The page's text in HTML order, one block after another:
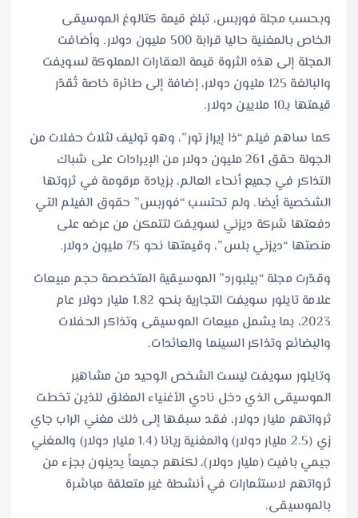
وبحسب مجلة فوربس، تبلغ قيمة كتالوغ الموسيقى
الخاص بالمغنية حاليا قرابة 500 مليون دولار. وأضافت
المجلة إلى هذه الثروة قيمة العقارات المملوكة لسويفت
والبالغة 125 مليون دولار، إضافة إلى طائرة خاصة تُقدّر
قيمتها بـ10 ملايين دولار.
كما ساهم فيلم “ذا إيراز تور”، وهو توليف لثلاث حفلات من
الجولة حقق 261 مليون دولار من الإيرادات على شباك
التذاكر في جميع أنحاء العالم، بزيادة مرقومة في ثروتها
الشخصية أيضا. ولم تحتسب “فوربس” حقوق الفيلم التي
دفعتها شركة ديزني لسويفت لتتمكن من عرضه على
منصتها “ديزني بلس”، وقيمتها نحو 75 مليون دولار.
وقدّرت مجلة “بيلبورد” الموسيقية المتخصصة حجم مبيعات
علامة تايلور سويفت التجارية بنحو 1.82 مليار دولار عام
2023، بما يشمل مبيعات الموسيقى وتذاكر الحفلات
والبضائع وتذاكر السينما والعائدات.
وتايلور سويفت ليست الشخص الوحيد من مشاهير
الموسيقى الذي دخل نادي الأغنياء المغلق للذين تخطت
ثرواتهم مليار دولار، فقد سبقها إلى ذلك مغني الراب جاي
زي (2.5 مليار دولار) والمغنية ريانا (1.4 مليار دولار) والمغني
جيمي بافيت (مليار دولار)، لكنهم جميعاً يدينون بجزء من
ثرواتهم لاستثمارات في أنشطة غير متعلقة مباشرة
بالموسيقى.